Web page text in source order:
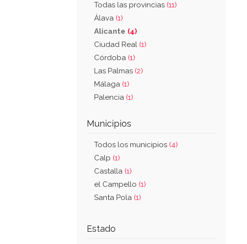
Todas las provincias (11)
Álava (1)
Alicante (4)
Ciudad Real (1)
Córdoba (1)
Las Palmas (2)
Málaga (1)
Palencia (1)
Municipios
Todos los municipios (4)
Calp (1)
Castalla (1)
el Campello (1)
Santa Pola (1)
Estado